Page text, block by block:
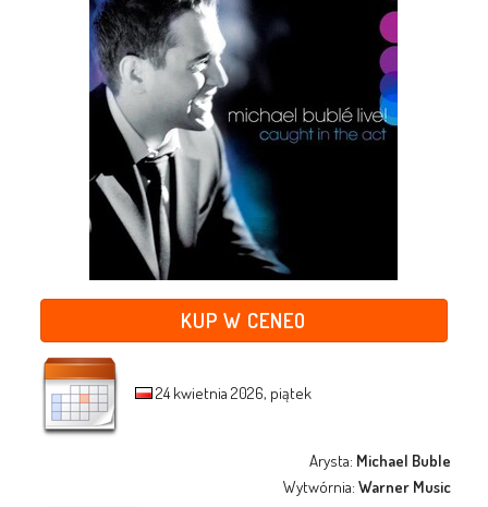
KUP W CENEO
24 kwietnia 2026, piątek
Arysta: Michael Buble
Wytwórnia:Warner Music